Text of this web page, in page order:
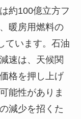
約100億立方フ
暖房用燃料の
ています。石油
速は、天候関
格を押し上げ
能性がありま
減少を招くた